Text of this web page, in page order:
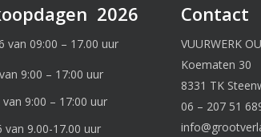
2026
09:00 – 17.00 uur
9:00 – 17:00 uur
9:00 – 17:00 uur
9.00-17.00 uur
Contact
VUURWERK
Koematen 30
8331 TK
06 – 207 51